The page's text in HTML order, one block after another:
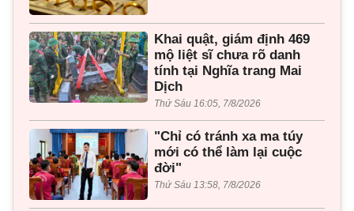
Khai quật, giám định 469
mộ liệt sĩ chưa rõ danh
tính tại Nghĩa trang Mai
Dịch
Thứ Sáu 16:05, 7/8/2026
"Chỉ có tránh xa ma túy
mới có thể làm lại cuộc
đời"
Thứ Sáu 13:58, 7/8/2026